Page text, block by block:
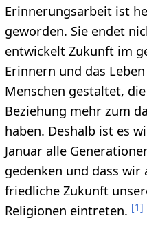
Erinnerungsarbeit ist
geworden. Sie endet
entwickelt Zukunft im
Erinnern und das
Menschen gestaltet,
Beziehung mehr zum
haben. Deshalb ist es
Januar alle
gedenken und dass
friedliche Zukunft
Religionen eintreten. [1]